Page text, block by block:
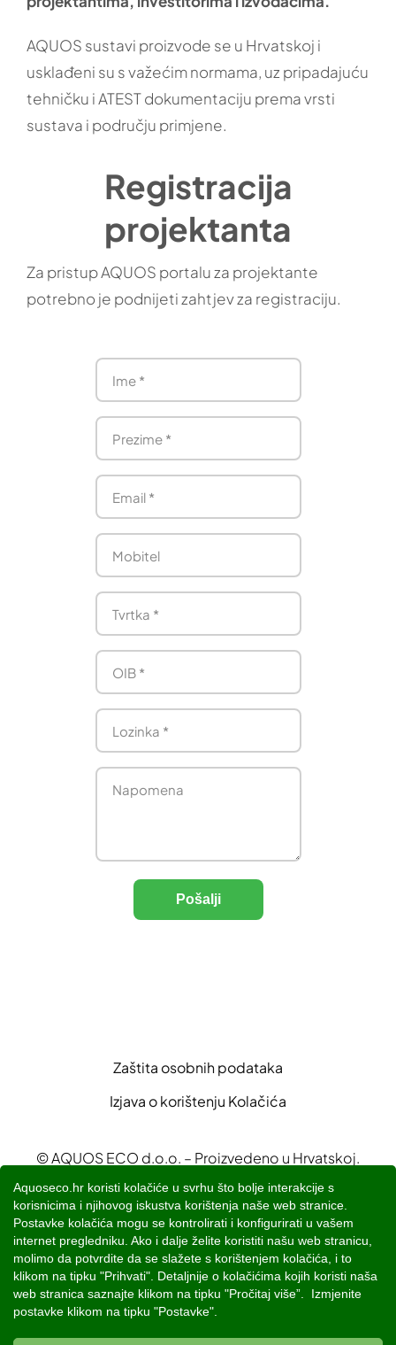
AQUOS sustavi proizvode se u Hrvatskoj i
usklađeni su s važećim normama, uz pripadajuću
tehničku i ATEST dokumentaciju prema vrsti
sustava i području primjene.
Registracija
projektanta
Za pristup AQUOS portalu za projektante
potrebno je podnijeti zahtjev za registraciju.
Pošalji
Zaštita osobnih podataka
Izjava o korištenju Kolačića
© AQUOS ECO d.o.o. – Proizvedeno u Hrvatskoj.
Ova stranica i svi njezini sadržaji vlasništvo su
AQUOS ECO d.o.o.
Sadržaji su namijenjeni za prezentaciju proizvoda i
edukaciji o sustavima za pročišćavanje otpadnih
voda
Powered byStudio Web Art
Aquoseco.hr koristi kolačiće u svrhu što bolje interakcije s
korisnicima i njihovog iskustva korištenja naše web stranice.
Postavke kolačića mogu se kontrolirati i konfigurirati u vašem
internet pregledniku. Ako i dalje želite koristiti našu web stranicu,
molimo da potvrdite da se slažete s korištenjem kolačića, i to
klikom na tipku "Prihvati". Detaljnije o kolačićima kojih koristi naša
web stranica saznajte klikom na tipku "Pročitaj više”. Izmjenite
postavke klikom na tipku "Postavke".